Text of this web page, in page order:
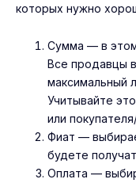
которых нужно
Сумма — в
Все продавцы
максимальный
Учитывайте
или
Фиат —
будете
Оплата —